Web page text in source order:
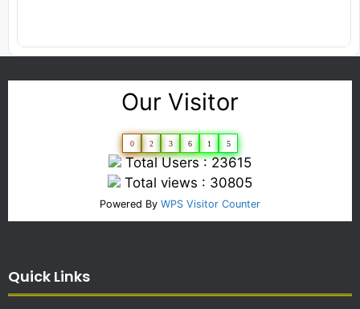
Our Visitor
0 2 3 6 1 5
Total Users : 23615
Total views : 30805
Powered By WPS Visitor Counter
Quick Links